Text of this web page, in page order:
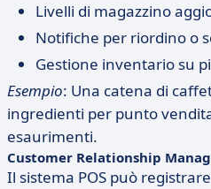
Livelli di magazzino
Notifiche per riordino o
Gestione inventario su
Esempio: Una catena di
ingredienti per punto
esaurimenti.
Customer Relationship
Il sistema POS può